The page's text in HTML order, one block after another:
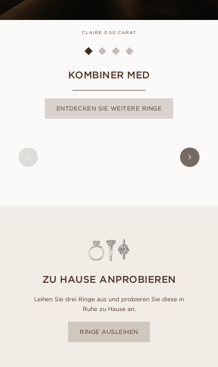
CLAIRE 0.50 CARAT
KOMBINER MED
ENTDECKEN SIE WEITERE RINGE
ZU HAUSE ANPROBIEREN
Leihen Sie drei Ringe aus und probieren Sie diese in
Ruhe zu Hause an.
RINGE AUSLEIHEN